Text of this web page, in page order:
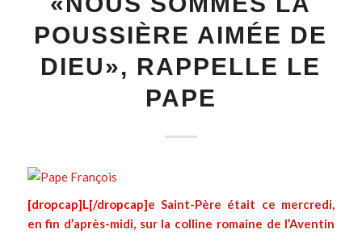
POUSSIÈRE AIMÉE DE
DIEU», RAPPELLE LE
PAPE
[dropcap]L[/dropcap]e Saint-Père était ce mercredi,
en fin d’après-midi, sur la colline romaine de l’Aventin